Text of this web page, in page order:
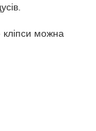
можна